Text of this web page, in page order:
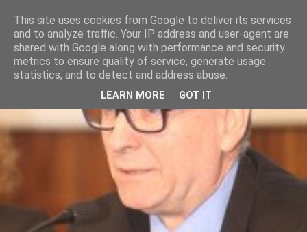
This site uses cookies from Google to deliver its services
and to analyze traffic. Your IP address and user-agent are
shared with Google along with performance and security
metrics to ensure quality of service, generate usage
statistics, and to detect and address abuse.
LEARN MORE GOT IT